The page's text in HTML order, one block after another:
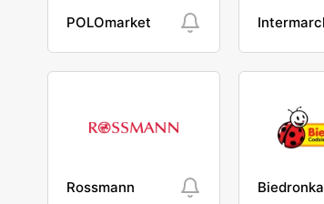
POLOmarket
Rossmann Biedronka